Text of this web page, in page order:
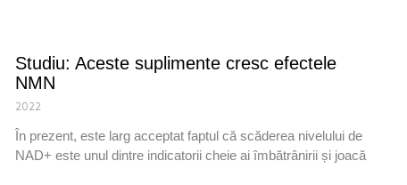
Studiu: Aceste suplimente cresc efectele
NMN
2022
În prezent, este larg acceptat faptul că scăderea nivelului de
NAD+ este unul dintre indicatorii cheie ai îmbătrânirii și joacă